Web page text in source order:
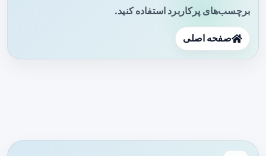
برچسب‌های پرکاربرد استفاده کنید.
صفحه اصلی